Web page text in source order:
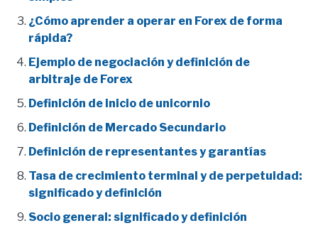
¿Cómo aprender a operar en Forex de forma
rápida?
Ejemplo de negociación y definición de
arbitraje de Forex
Definición de inicio de unicornio
Definición de Mercado Secundario
Definición de representantes y garantías
Tasa de crecimiento terminal y de perpetuidad:
significado y definición
Socio general: significado y definición